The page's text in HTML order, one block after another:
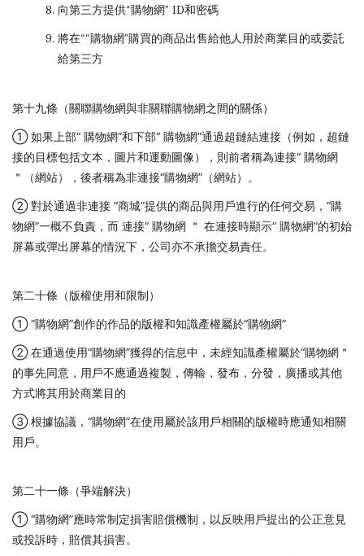
向第三方提供“購物網” ID和密碼
將在““購物網”購買的商品出售給他人用於商業目的或委託
給第三方
第十九條（關聯購物網與非關聯購物網之間的關係）
① 如果上部“ 購物網”和下部“ 購物網”通過超鏈結連接（例如，超鏈
接的目標包括文本，圖片和運動圖像），則前者稱為連接“ 購物網
＂（網站），後者稱為非連接“購物網”（網站）。
② 對於通過非連接 “商城”提供的商品與用戶進行的任何交易，“購
物網”一概不負責，而 連接“ 購物網 ＂ 在連接時顯示“ 購物網”的初始
屏幕或彈出屏幕的情況下，公司亦不承擔交易責任。
第二十條（版權使用和限制）
① “購物網”創作的作品的版權和知識產權屬於“購物網”
② 在通過使用“購物網”獲得的信息中，未經知識產權屬於“購物網＂
的事先同意，用戶不應通過複製，傳輸，發布，分發，廣播或其他
方式將其用於商業目的
③ 根據協議，“購物網”在使用屬於該用戶相關的版權時應通知相關
用戶。
第二十一條（爭端解決）
① “購物網”應時常制定損害賠償機制，以反映用戶提出的公正意見
或投訴時，賠償其損害。